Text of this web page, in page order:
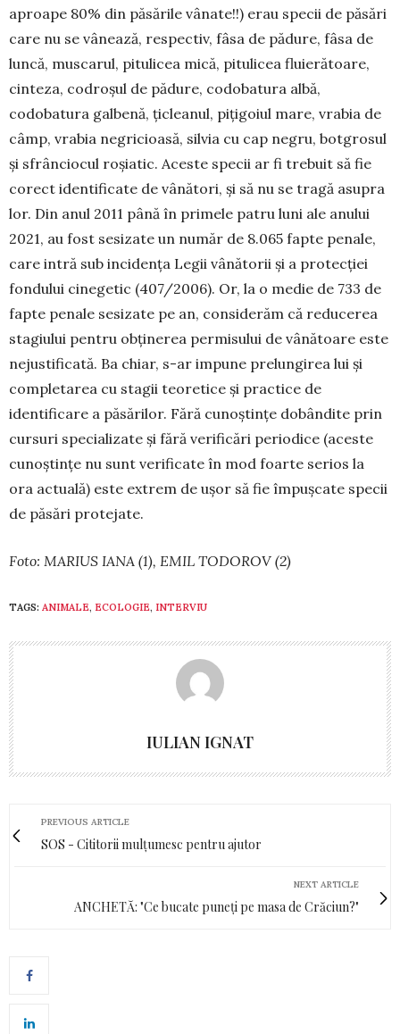
aproape 80% din păsările vânate!!) erau specii de păsări
care nu se vânează, respectiv, fâsa de pădure, fâsa de
luncă, muscarul, pitulicea mică, pitulicea fluierătoare,
cinteza, codro­șul de pădure, codobatura albă,
codobatura galbenă, țiclea­nul, pițigoiul mare, vrabia de
câmp, vrabia ne­gri­­cioa­să, silvia cu cap negru, botgrosul
și sfrân­cio­cul roșiatic. Aceste specii ar fi trebuit să fie
corect iden­tificate de vânători, și să nu se tragă asupra
lor. Din anul 2011 până în primele patru luni ale anului
2021, au fost sesizate un număr de 8.065 fapte pe­nale,
care intră sub incidența Legii vânătorii și a protecției
fondului cinegetic (407/2006). Or, la o me­die de 733 de
fapte penale sesizate pe an, consi­de­răm că re­ducerea
stagiului pentru obținerea per­mi­sului de vânătoare este
nejustificată. Ba chiar, s-ar impune prelungirea lui și
completarea cu stagii teoretice și practice de
identificare a păsărilor. Fără cunoștințe dobândite prin
cursuri specializate și fără verificări periodice (aceste
cunoștințe nu sunt veri­fi­cate în mod foarte serios la
ora actuală) este ex­trem de ușor să fie împușcate specii
de păsări pro­tejate.
Foto: MARIUS IANA (1), EMIL TODOROV (2)
TAGS: ANIMALE, ECOLOGIE, INTERVIU
IULIAN IGNAT
PREVIOUS ARTICLE
SOS - Cititorii mulțumesc pentru ajutor
NEXT ARTICLE
ANCHETĂ: "Ce bucate puneți pe masa de Crăciun?"